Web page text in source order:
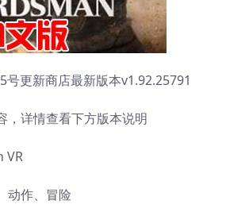
号更新商店最新版本v1.92.25791
，详情查看下方版本说明
VR
动作、冒险